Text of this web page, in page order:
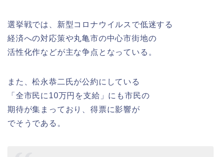
選挙戦では、新型コロナウイルスで低迷する
経済への対応策や丸亀市の中心市街地の
活性化作などが主な争点となっている。
また、松永恭二氏が公約にしている
「全市民に10万円を支給」にも市民の
期待が集まっており、得票に影響が
でそうである。